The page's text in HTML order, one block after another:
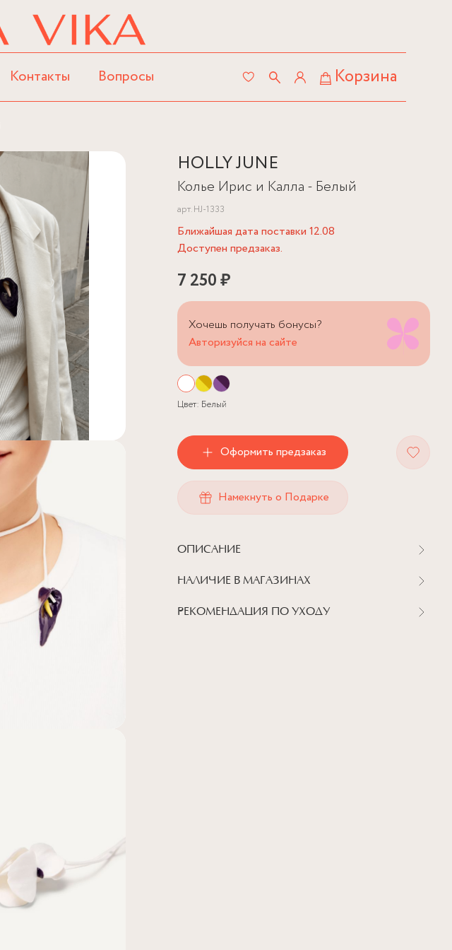
Контакты Вопросы Корзина
HOLLY JUNE
Колье Ирис и Калла - Белый
арт.HJ-1333
Ближайшая дата поставки 12.08
Доступен предзаказ.
7 250 ₽
Хочешь получать бонусы?
Авторизуйся на сайте
Цвет: Белый
Оформить предзаказ
Намекнуть о Подарке
ОПИСАНИЕ
НАЛИЧИЕ В МАГАЗИНАХ
РЕКОМЕНДАЦИЯ ПО УХОДУ